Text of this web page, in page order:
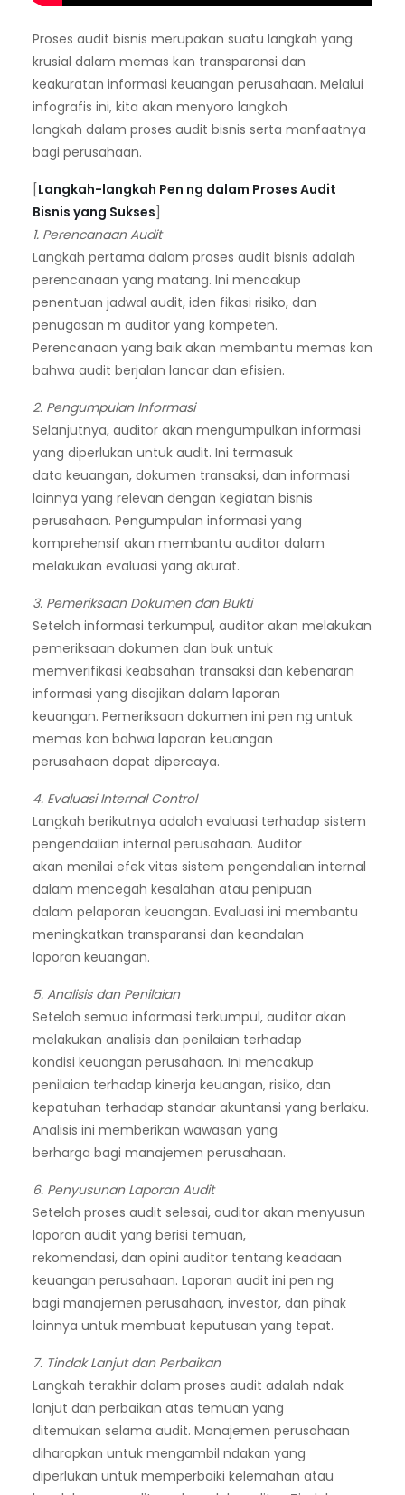
Proses audit bisnis merupakan suatu langkah yang
krusial dalam memas kan transparansi dan
keakuratan informasi keuangan perusahaan. Melalui
infografis ini, kita akan menyoro langkah
langkah dalam proses audit bisnis serta manfaatnya
bagi perusahaan.
[Langkah-langkah Pen ng dalam Proses Audit
Bisnis yang Sukses]
1. Perencanaan Audit
Langkah pertama dalam proses audit bisnis adalah
perencanaan yang matang. Ini mencakup
penentuan jadwal audit, iden fikasi risiko, dan
penugasan m auditor yang kompeten.
Perencanaan yang baik akan membantu memas kan
bahwa audit berjalan lancar dan efisien.
2. Pengumpulan Informasi
Selanjutnya, auditor akan mengumpulkan informasi
yang diperlukan untuk audit. Ini termasuk
data keuangan, dokumen transaksi, dan informasi
lainnya yang relevan dengan kegiatan bisnis
perusahaan. Pengumpulan informasi yang
komprehensif akan membantu auditor dalam
melakukan evaluasi yang akurat.
3. Pemeriksaan Dokumen dan Bukti
Setelah informasi terkumpul, auditor akan melakukan
pemeriksaan dokumen dan buk untuk
memverifikasi keabsahan transaksi dan kebenaran
informasi yang disajikan dalam laporan
keuangan. Pemeriksaan dokumen ini pen ng untuk
memas kan bahwa laporan keuangan
perusahaan dapat dipercaya.
4. Evaluasi Internal Control
Langkah berikutnya adalah evaluasi terhadap sistem
pengendalian internal perusahaan. Auditor
akan menilai efek vitas sistem pengendalian internal
dalam mencegah kesalahan atau penipuan
dalam pelaporan keuangan. Evaluasi ini membantu
meningkatkan transparansi dan keandalan
laporan keuangan.
5. Analisis dan Penilaian
Setelah semua informasi terkumpul, auditor akan
melakukan analisis dan penilaian terhadap
kondisi keuangan perusahaan. Ini mencakup
penilaian terhadap kinerja keuangan, risiko, dan
kepatuhan terhadap standar akuntansi yang berlaku.
Analisis ini memberikan wawasan yang
berharga bagi manajemen perusahaan.
6. Penyusunan Laporan Audit
Setelah proses audit selesai, auditor akan menyusun
laporan audit yang berisi temuan,
rekomendasi, dan opini auditor tentang keadaan
keuangan perusahaan. Laporan audit ini pen ng
bagi manajemen perusahaan, investor, dan pihak
lainnya untuk membuat keputusan yang tepat.
7. Tindak Lanjut dan Perbaikan
Langkah terakhir dalam proses audit adalah ndak
lanjut dan perbaikan atas temuan yang
ditemukan selama audit. Manajemen perusahaan
diharapkan untuk mengambil ndakan yang
diperlukan untuk memperbaiki kelemahan atau